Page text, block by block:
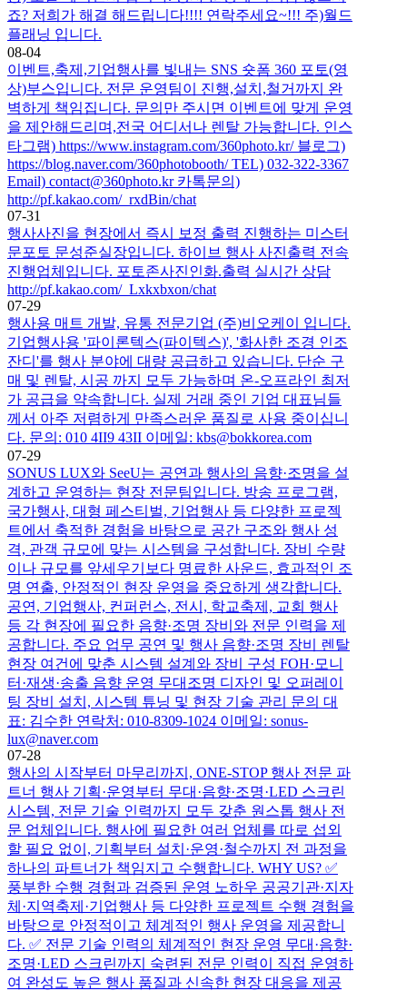
죠? 저희가 해결 해드립니다!!!! 연락주세요~!!! 주)월드
플래닝 입니다.
08-04
이벤트,축제,기업행사를 빛내는 SNS 숏폼 360 포토(영
상)부스입니다. 전문 운영팀이 진행,설치,철거까지 완
벽하게 책임집니다. 문의만 주시면 이벤트에 맞게 운영
을 제안해드리며,전국 어디서나 렌탈 가능합니다. 인스
타그램) https://www.instagram.com/360photo.kr/ 블로그)
https://blog.naver.com/360photobooth/ TEL) 032-322-3367
Email) contact@360photo.kr 카톡문의)
http://pf.kakao.com/_rxdBin/chat
07-31
행사사진을 현장에서 즉시 보정 출력 진행하는 미스터
문포토 문성준실장입니다. 하이브 행사 사진출력 전속
진행업체입니다. 포토존사진인화.출력 실시간 상담
http://pf.kakao.com/_Lxkxbxon/chat
07-29
행사용 매트 개발, 유통 전문기업 (주)비오케이 입니다.
기업행사용 '파이론텍스(파이텍스)', '화사한 조경 인조
잔디'를 행사 분야에 대량 공급하고 있습니다. 단순 구
매 및 렌탈, 시공 까지 모두 가능하며 온-오프라인 최저
가 공급을 약속합니다. 실제 거래 중인 기업 대표님들
께서 아주 저렴하게 만족스러운 품질로 사용 중이십니
다. 문의: 010 4II9 43II 이메일: kbs@bokkorea.com
07-29
SONUS LUX와 SeeU는 공연과 행사의 음향·조명을 설
계하고 운영하는 현장 전문팀입니다. 방송 프로그램,
국가행사, 대형 페스티벌, 기업행사 등 다양한 프로젝
트에서 축적한 경험을 바탕으로 공간 구조와 행사 성
격, 관객 규모에 맞는 시스템을 구성합니다. 장비 수량
이나 규모를 앞세우기보다 명료한 사운드, 효과적인 조
명 연출, 안정적인 현장 운영을 중요하게 생각합니다.
공연, 기업행사, 컨퍼런스, 전시, 학교축제, 교회 행사
등 각 현장에 필요한 음향·조명 장비와 전문 인력을 제
공합니다. 주요 업무 공연 및 행사 음향·조명 장비 렌탈
현장 여건에 맞춘 시스템 설계와 장비 구성 FOH·모니
터·재생·송출 음향 운영 무대조명 디자인 및 오퍼레이
팅 장비 설치, 시스템 튜닝 및 현장 기술 관리 문의 대
표: 김수한 연락처: 010-8309-1024 이메일: sonus-
lux@naver.com
07-28
행사의 시작부터 마무리까지, ONE-STOP 행사 전문 파
트너 행사 기획·운영부터 무대·음향·조명·LED 스크린
시스템, 전문 기술 인력까지 모두 갖춘 원스톱 행사 전
문 업체입니다. 행사에 필요한 여러 업체를 따로 섭외
할 필요 없이, 기획부터 설치·운영·철수까지 전 과정을
하나의 파트너가 책임지고 수행합니다. WHY US? ✅
풍부한 수행 경험과 검증된 운영 노하우 공공기관·지자
체·지역축제·기업행사 등 다양한 프로젝트 수행 경험을
바탕으로 안정적이고 체계적인 행사 운영을 제공합니
다. ✅ 전문 기술 인력의 체계적인 현장 운영 무대·음향·
조명·LED 스크린까지 숙련된 전문 인력이 직접 운영하
여 완성도 높은 행사 품질과 신속한 현장 대응을 제공